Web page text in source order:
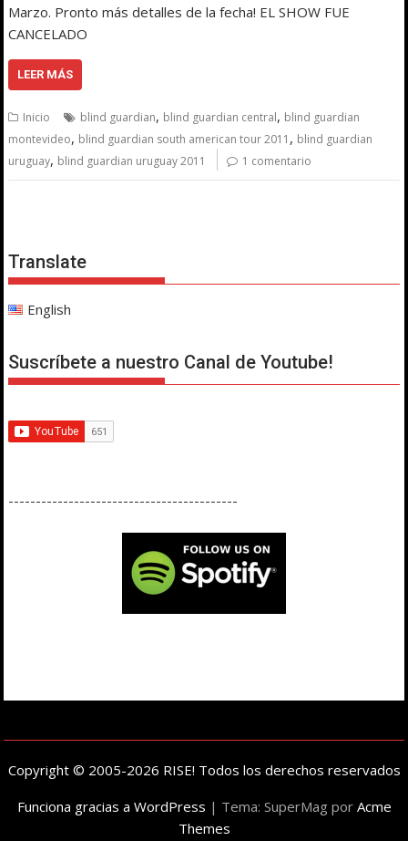
Marzo. Pronto más detalles de la fecha! EL SHOW FUE
CANCELADO
LEER MÁS
Inicio blind guardian, blind guardian central, blind guardian
montevideo, blind guardian south american tour 2011 , blind guardian
uruguay, blind guardian uruguay 2011 1 comentario
Translate
English
Suscríbete a nuestro Canal de Youtube!
------------------------------------------
Copyright © 2005-2026 RISE! Todos los derechos reservados
Funciona gracias a WordPress | Tema: SuperMag por Acme
Themes